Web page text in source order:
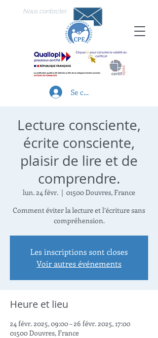
Nous contacter
Se connecter
Lecture consciente,
écrite consciente,
plaisir de lire et de
comprendre.
lun. 24 févr.
  |
01500 Douvres, France
Comment éviter la lecture et l’écriture sans
compréhension.
Les inscriptions sont closes
Voir autres événements
Heure et lieu
24 févr. 2025, 09:00 – 26 févr. 2025, 17:00
01500 Douvres, France